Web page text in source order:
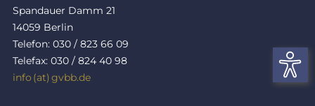
Spandauer Damm 21
14059 Berlin
Telefon: 030 / 823 66 09
Telefax: 030 / 824 40 98
info (at) gvbb.de